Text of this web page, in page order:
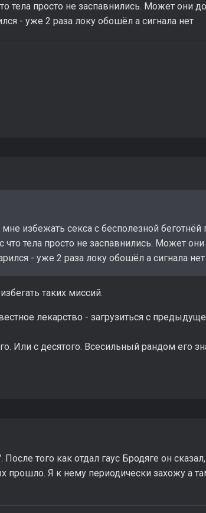
тела просто не заспавнились. Может они
- уже 2 раза локу обошёл а сигнала нет
избежать секса с бесполезной беготнёй
тела просто не заспавнились. Может
- уже 2 раза локу обошёл а сигнала нет
таких миссий.
лекарство - загрузиться с
Или с десятого. Всесильный рандом его
того как отдал гаус Бродяге он
Я к нему периодически захожу а